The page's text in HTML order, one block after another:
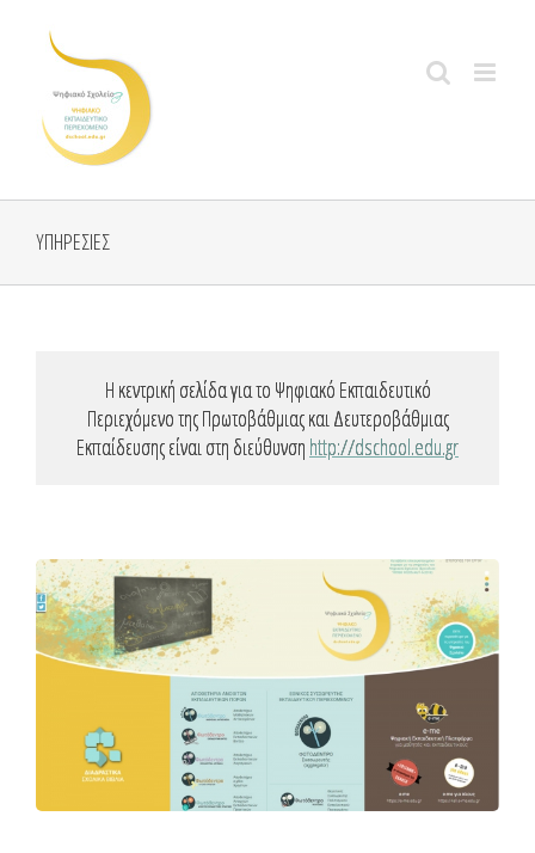
ΥΠΗΡΕΣΙΕΣ
Η κεντρική σελίδα για το Ψηφιακό Εκπαιδευτικό
Περιεχόμενο της Πρωτοβάθμιας και Δευτεροβάθμιας
Εκπαίδευσης είναι στη διεύθυνση http://dschool.edu.gr